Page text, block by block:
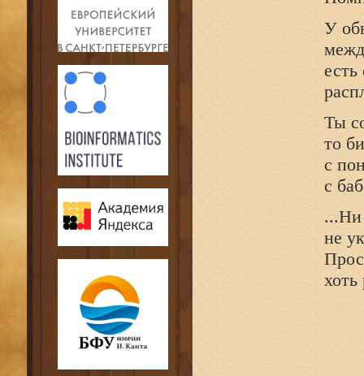
У
Ты
то
с
с
...Ни
не